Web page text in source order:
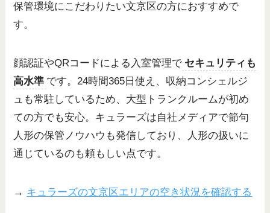
保管環境にこだわりたい文京区の方におすすめで
す。
顔認証やQRコードによる入室管理で セキュリティも
高水準 です。24時間365日使え、収納コンシェルジ
ュも常駐しているため、大型トランクルームが初め
ての方でも安心。キュラーズは自社メディアで節句
人形の保管ノウハウも発信しており、人形の扱いに
通じているのも頼もしい点です。
→ キュラーズの文京区エリアの空き状況を確認する